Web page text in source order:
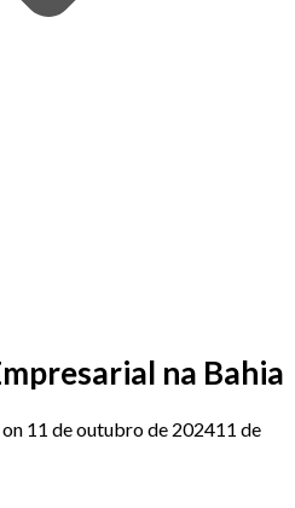
na Bahia
on 11 de outubro de 202411 de